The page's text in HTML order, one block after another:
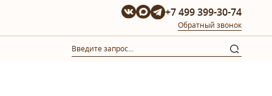
+7 499 399-30-74
Обратный звонок